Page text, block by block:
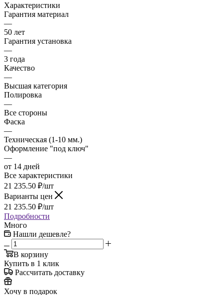
Характеристики
Гарантия материал
—
50 лет
Гарантия установка
—
3 года
Качество
—
Высшая категория
Полировка
—
Все стороны
Фаска
—
Техническая (1-10 мм.)
Оформление "под ключ"
—
от 14 дней
Все характеристики
21 235.50 ₽/шт
Варианты цен
21 235.50 ₽/шт
Подробности
Много
Нашли дешевле?
В корзину
Купить в 1 клик
Рассчитать доставку
Хочу в подарок